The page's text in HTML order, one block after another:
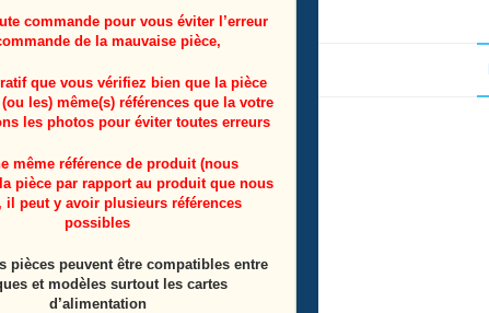
SamsungQE55Q60AAU
Télé Écran Casser
commande pour vous éviter l’erreur
de la mauvaise pièce,
que vous vérifiez bien que la pièce
les) même(s) références que la votre
les photos pour éviter toutes erreurs
même référence de produit (nous
pièce par rapport au produit que nous
il peut y avoir plusieurs références
possibles
pièces peuvent être compatibles entre
et modèles surtout les cartes
d’alimentation